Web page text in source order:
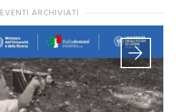
EVENTI ARCHIVIATI